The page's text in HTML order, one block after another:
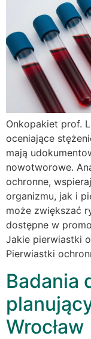
Onkopakiet prof.
oceniające
mają
nowotworowe.
ochronne,
organizmu, jak i
może zwiększać
dostępne w
Jakie pierwiastki
Pierwiastki
Badania
Wrocław